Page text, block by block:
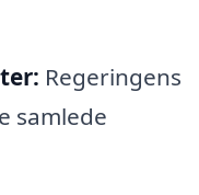
Regeringens
samlede